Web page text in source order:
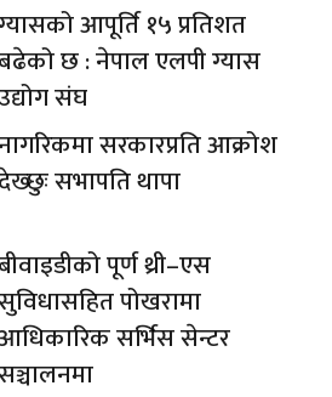
आपूर्ति १५ प्रतिशत
छ : नेपाल एलपी ग्यास
संघ
सरकारप्रति आक्रोश
सभापति थापा
पूर्ण थ्री–एस
पोखरामा
सर्भिस सेन्टर